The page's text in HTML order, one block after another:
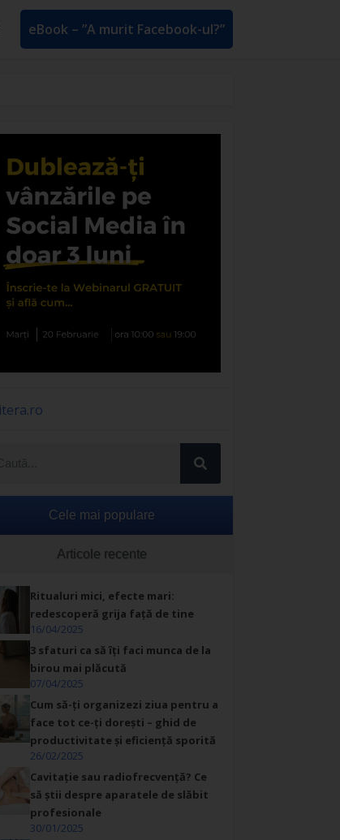
eBook – ”A murit Facebook-ul?”
Cele mai populare
Articole recente
Ritualuri mici, efecte mari:
redescoperă grija față de tine
16/04/2025
3 sfaturi ca să îți faci munca de la
birou mai plăcută
07/04/2025
Cum să-ți organizezi ziua pentru a
face tot ce-ți dorești – ghid de
productivitate și eficiență sporită
26/02/2025
Cavitație sau radiofrecvență? Ce
să știi despre aparatele de slăbit
profesionale
30/01/2025